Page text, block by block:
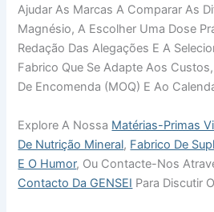
Ajudar As Marcas A Comparar As
Magnésio, A Escolher Uma Dose
Redação Das Alegações E A
Fabrico Que Se Adapte Aos
De Encomenda (MOQ) E Ao
Explore A Nossa Matérias-Primas
De Nutrição Mineral, Fabrico De
E O Humor, Ou Contacte-Nos
Contacto Da GENSEI Para Discutir